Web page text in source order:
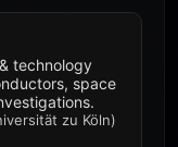
technology
space
zu Köln)